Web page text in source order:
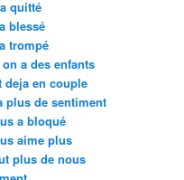
quitté
blessé
trompé
a des enfants
deja en couple
plus de sentiment
a bloqué
aime plus
plus de nous